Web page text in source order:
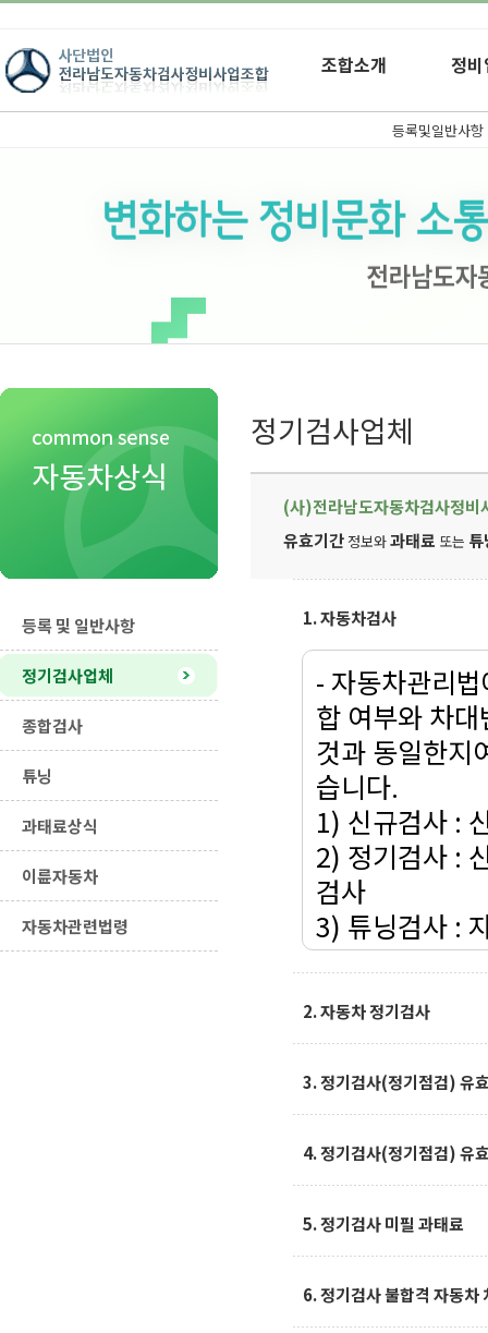
조합소개 정
등록및일반사항
등록 및 일반사항
정기검사업체
종합검사
튜닝
과태료상식
이륜자동차
자동차관련법령
정기검사업체
(사)전라남도자동차검사정비
유효기간 정보와과태료 또는
1. 자동차검사
- 자동차관리
합 여부와 차
것과 동일한지
습니다.
1) 신규검사 :
2) 정기검사 :
검사
3) 튜닝검사 :
사
4) 임시검사 :
적으로 실시하
2. 자동차 정기검사
3. 정기검사(정기점검) 유
4. 정기검사(정기점검) 유
5. 정기검사 미필 과태료
6. 정기검사 불합격 자동차